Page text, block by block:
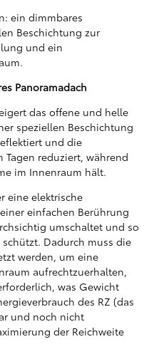
ein dimmbares
Beschichtung zur
und ein
Panoramadach
das offene und helle
speziellen Beschichtung
und die
reduziert, während
im Innenraum hält.
eine elektrische
einfachen Berührung
umschaltet und so
Dadurch muss die
werden, um eine
aufrechtzuerhalten,
was Gewicht
des RZ (das
und noch nicht
der Reichweite